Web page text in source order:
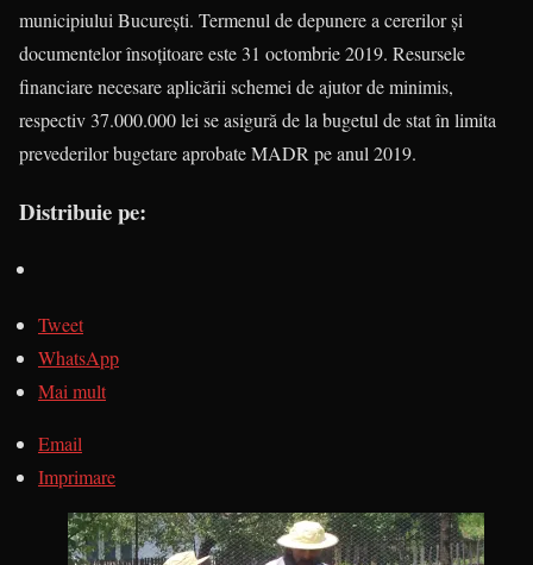
municipiului București. Termenul de depunere a cererilor şi
documentelor însoțitoare este 31 octombrie 2019. Resursele
financiare necesare aplicării schemei de ajutor de minimis,
respectiv 37.000.000 lei se asigură de la bugetul de stat în limita
prevederilor bugetare aprobate MADR pe anul 2019.
Distribuie pe:
Tweet
WhatsApp
Mai mult
Email
Imprimare